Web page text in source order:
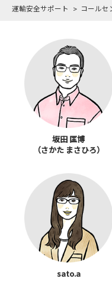
運輸安全サポート コールセ
坂田 匡博
（さかた まさひろ）
sato.a